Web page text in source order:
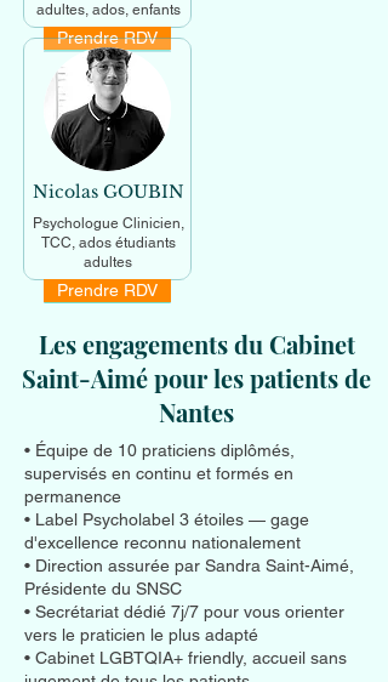
adultes, ados, enfants
En savoir +
Prendre RDV
Nicolas GOUBIN
Psychologue Clinicien,
TCC, ados étudiants
adultes
En savoir +
Prendre RDV
Les engagements du Cabinet
Saint-Aimé pour les patients de
Nantes
• Équipe de 10 praticiens diplômés,
supervisés en continu et formés en
permanence
• Label Psycholabel 3 étoiles — gage
d'excellence reconnu nationalement
• Direction assurée par Sandra Saint-Aimé,
Présidente du SNSC
• Secrétariat dédié 7j/7 pour vous orienter
vers le praticien le plus adapté
• Cabinet LGBTQIA+ friendly, accueil sans